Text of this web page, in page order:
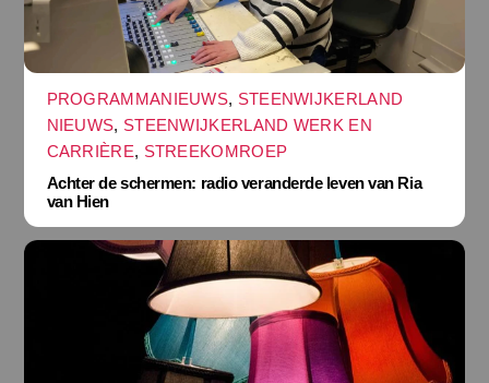
PROGRAMMANIEUWS, STEENWIJKERLAND
NIEUWS, STEENWIJKERLAND WERK EN
CARRIÈRE, STREEKOMROEP
Achter de schermen: radio veranderde leven van Ria
van Hien